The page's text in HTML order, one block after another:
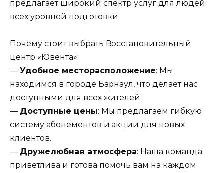
предлагает широкий спектр услуг для людей
всех уровней подготовки.
Почему стоит выбрать Восстановительный
центр «Ювента»:
— Удобное месторасположение: Мы
находимся в городе Барнаул, что делает нас
доступными для всех жителей.
— Доступные цены: Мы предлагаем гибкую
систему абонементов и акции для новых
клиентов.
— Дружелюбная атмосфера: Наша команда
приветлива и готова помочь вам на каждом